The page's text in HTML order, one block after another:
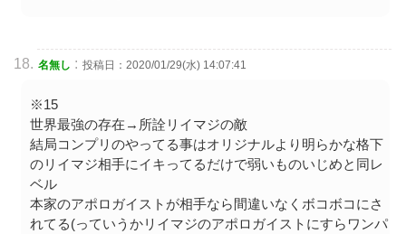
名無し : 投稿日：2020/01/29(水) 14:07:41
※15
世界最強の存在→所詮リイマジの敵
結局コンプリのやってる事はオリジナルより明らかな格下
のリイマジ相手にイキってるだけで弱いものいじめと同レ
ベル
本家のアポロガイストが相手なら間違いなくボコボコにさ
れてる(っていうかリイマジのアポロガイストにすらワンパ